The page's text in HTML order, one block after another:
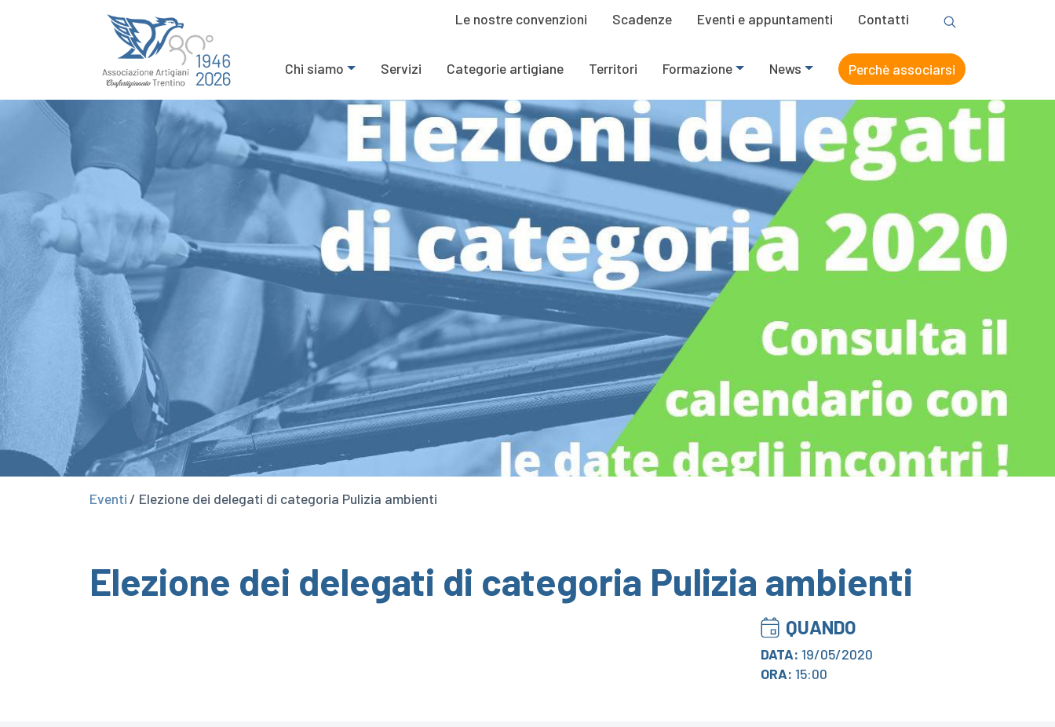
Le nostre convenzioni Scadenze Eventi e appuntamenti Contatti
Chi siamo Servizi Categorie artigiane Territori Formazione News Perchè associarsi
Eventi / Elezione dei delegati di categoria Pulizia ambienti
Elezione dei delegati di categoria Pulizia ambienti
QUANDO
DATA: 19/05/2020
ORA: 15:00